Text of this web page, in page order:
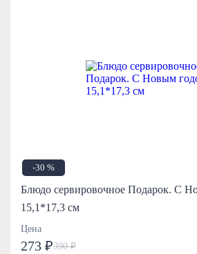
-30 %
Блюдо сервировочное Подарок. С
15,1*17,3 см
Цена
273 ₽390 ₽